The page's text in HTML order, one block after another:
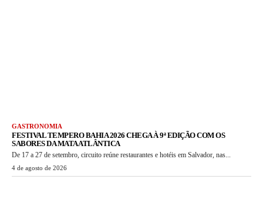
GASTRONOMIA
FESTIVAL TEMPERO BAHIA 2026 CHEGA À 9ª EDIÇÃO COM OS
SABORES DA MATA ATLÂNTICA
De 17 a 27 de setembro, circuito reúne restaurantes e hotéis em Salvador, nas...
4 de agosto de 2026